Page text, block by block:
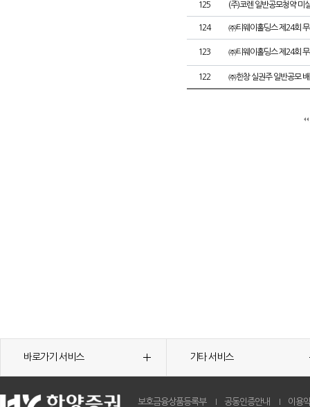
125 (주)코렌 일반공모청약 미
124 ㈜티웨이홀딩스 제24회
123 ㈜티웨이홀딩스 제24회
122 ㈜한창 실권주 일반공모
바로가기 서비스 기타 서비스
보호금융상품등록부 공동인증안내 이용